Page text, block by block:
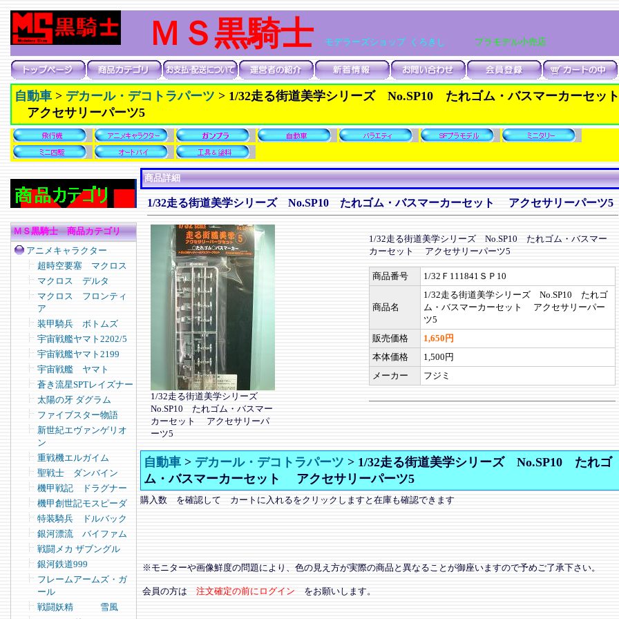
ＭＳ黒騎士 モデラーズショップ くろきし プラモデル小売店
自動車 > デカール・デコトラパーツ > 1/32走る街道美学シリーズ No.SP10 たれゴム・バスマーカーセット
アクセサリーパーツ5
ＭＳ黒騎士 商品カテゴリ
アニメキャラクター
超時空要塞 マクロス
マクロス デルタ
マクロス フロンティ
ア
装甲騎兵 ボトムズ
宇宙戦艦ヤマト2202/5
宇宙戦艦ヤマト2199
宇宙戦艦 ヤマト
蒼き流星SPTレイズナー
太陽の牙 ダグラム
ファイブスター物語
新世紀エヴァンゲリオ
ン
重戦機エルガイム
聖戦士 ダンバイン
機甲戦記 ドラグナー
機甲創世記モスピーダ
特装騎兵 ドルバック
銀河漂流 バイファム
戦闘メカ ザブングル
銀河鉄道999
フレームアームズ・ガ
ール
戦闘妖精 雪風
商品詳細
1/32走る街道美学シリーズ No.SP10 たれゴム・バスマーカーセット アクセサリーパーツ5
1/32走る街道美学シリーズ
No.SP10 たれゴム・バスマー
カーセット アクセサリーパ
ーツ5
1/32走る街道美学シリーズ No.SP10 たれゴム・バスマー
カーセット アクセサリーパーツ5
商品番号 1/32Ｆ111841ＳＰ10
商品名
1/32走る街道美学シリーズ No.SP10 たれゴ
ム・バスマーカーセット アクセサリーパー
ツ5
販売価格
1,650円
本体価格
1,500円
メーカー
フジミ
自動車 > デカール・デコトラパーツ > 1/32走る街道美学シリーズ No.SP10 たれゴ
ム・バスマーカーセット アクセサリーパーツ5
購入数 を確認して カートに入れるをクリックしますと在庫も確認できます
※モニターや画像鮮度の問題により、色の見え方が実際の商品と異なることが御座いますので予めご了承下さい。
会員の方は 注文確定の前にログイン をお願いします。